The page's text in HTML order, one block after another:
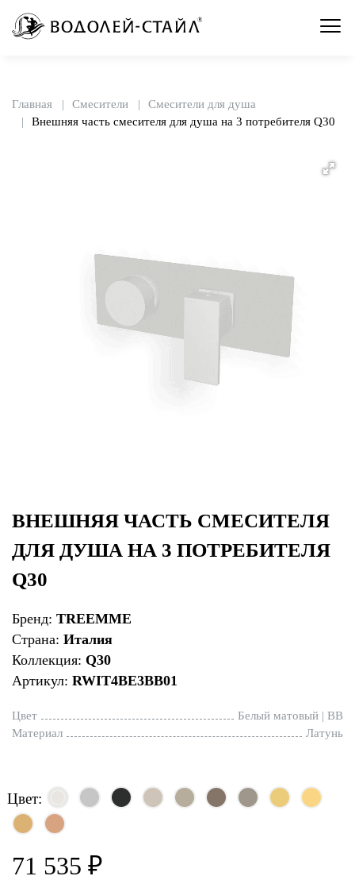
Главная Смесители
Смесители для душа
Внешняя часть смесителя для душа на 3 потребителя Q30
ВНЕШНЯЯ ЧАСТЬ СМЕСИТЕЛЯ
ДЛЯ ДУША НА 3 ПОТРЕБИТЕЛЯ
Q30
Бренд: TREEMME
Страна: Италия
Коллекция: Q30
Артикул: RWIT4BE3BB01
Цвет
Белый матовый | BB
Материал
Латунь
Цвет:
71 535 ₽